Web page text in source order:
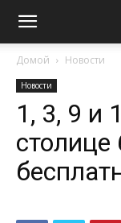
Домой Новости
Новости
1, 3, 9 и
столице